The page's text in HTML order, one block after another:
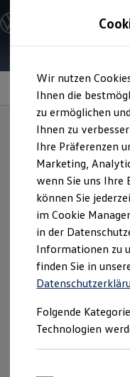
Hauptinhalt
springen
Footer
springen
Modelle und
Konfigurator
Modelle
Elektroautos
ENERGY
Nutzfahrzeuge
SUV und CUV
Familienautos
Kombis
Sportwagen
Schnell verfügbare
Angebote und
Aktuelle
E-Auto-
Volkswagen
Die ENERGY
Junge
Leasing
Ihren
Diese Fußmatten
sind robust, langlebig
zugeschnitten. Fragen
VolkswagenPartner an.
Allwetterfußmatten
Wir nutzen
Ihnen die
zu ermöglichen
Ihnen zu
Ihre Präferenzen
Marketing,
wenn Sie uns Ihre
können Sie
im Cookie
in der
Informationen zu
finden Sie in
Folgende
Technologien